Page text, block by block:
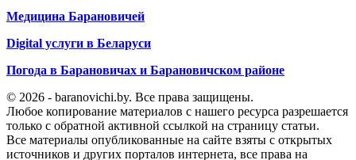
Медицина Барановичей
Digital услуги в Беларуси
Погода в Барановичах и Барановичском районе
© 2026 - baranovichi.by. Все права защищены.
Любое копирование материалов с нашего ресурса разрешается
только с обратной активной ссылкой на страницу статьи.
Все материалы опубликованные на сайте взяты с открытых
источников и других порталов интернета, все права на